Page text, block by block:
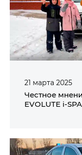
21 марта 2025
Честное
EVOLUTE